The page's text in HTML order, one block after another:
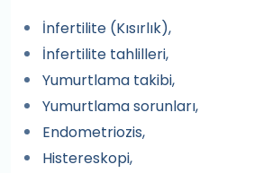
İnfertilite (Kısırlık),
İnfertilite tahlilleri,
Yumurtlama takibi,
Yumurtlama sorunları,
Endometriozis,
Histereskopi,